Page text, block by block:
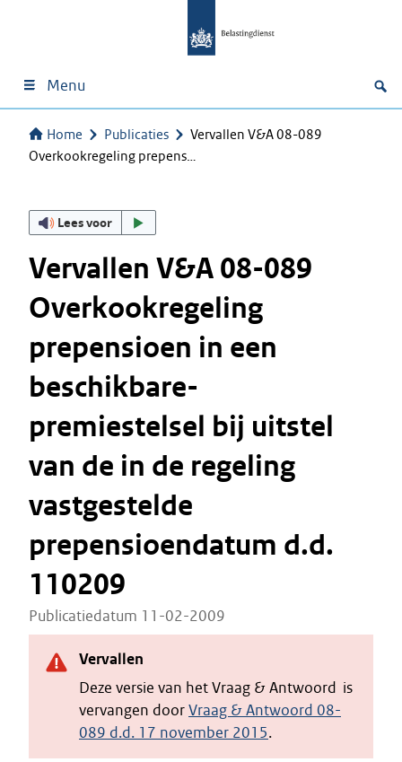
Menu
Home Publicaties
Vervallen V&A 08-089
Overkookregeling prepens…
Lees voor
Vervallen V&A 08-089
Overkookregeling
prepensioen in een
beschikbare-
premiestelsel bij uitstel
van de in de regeling
vastgestelde
prepensioendatum d.d.
110209
Publicatiedatum 11-02-2009
Vervallen
Deze versie van het Vraag & Antwoord is
vervangen doorVraag & Antwoord 08-
089 d.d. 17 november 2015.